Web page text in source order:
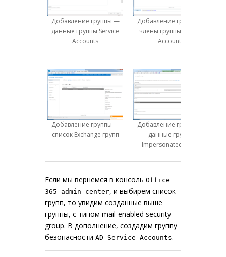
Добавление группы —
данные группы Service
Accounts
Добавление группы —
члены группы Service
Accounts
Добавление группы —
список Exchange групп
Добавление группы —
данные группы
Impersonated Users
Если мы вернемся в консоль Office
365 admin center, и выбирем список
групп, то увидим созданные выше
группы, с типом mail-enabled security
group. В дополнение, создадим группу
безопасности AD Service Accounts.